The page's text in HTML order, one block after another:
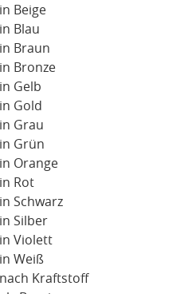
Beige
Blau
Braun
Bronze
Gelb
Gold
Grau
Grün
Orange
Rot
Schwarz
Silber
Violett
Weiß
nach Kraftstoff